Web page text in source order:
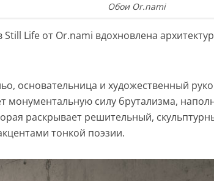
Обои Or.nami
Still Life от Or.nami вдохновлена
основательница и художественный
монументальную силу брутализма,
раскрывает решительный,
тонкой поэзии.